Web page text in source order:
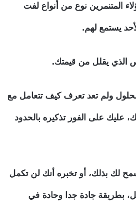
المتنمرين نوع من أنواع لفت
لأحد يستمع لهم.
يقلل من قيمتك.
ولم تعد تعرف كيف تتعامل مع
على الفور تذكيره بالحدود
لك بذلك، أو تخبره أنك لن تكمل
بطريقة جادة جدا وحادة في